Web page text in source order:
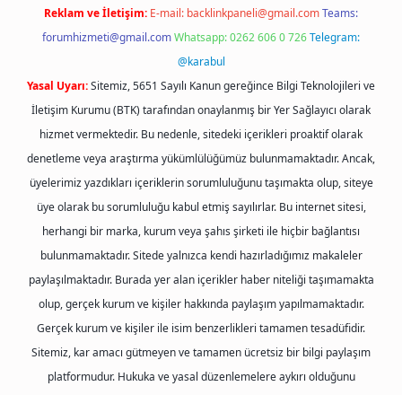
Reklam ve İletişim: E-mail: backlinkpaneli@gmail.comTeams:
forumhizmeti@gmail.comWhatsapp: 0262 606 0 726Telegram:
@karabul
Yasal Uyarı:Sitemiz, 5651 Sayılı Kanun gereğince Bilgi Teknolojileri ve
İletişim Kurumu (BTK) tarafından onaylanmış bir Yer Sağlayıcı olarak
hizmet vermektedir. Bu nedenle, sitedeki içerikleri proaktif olarak
denetleme veya araştırma yükümlülüğümüz bulunmamaktadır. Ancak,
üyelerimiz yazdıkları içeriklerin sorumluluğunu taşımakta olup, siteye
üye olarak bu sorumluluğu kabul etmiş sayılırlar. Bu internet sitesi,
herhangi bir marka, kurum veya şahıs şirketi ile hiçbir bağlantısı
bulunmamaktadır. Sitede yalnızca kendi hazırladığımız makaleler
paylaşılmaktadır. Burada yer alan içerikler haber niteliği taşımamakta
olup, gerçek kurum ve kişiler hakkında paylaşım yapılmamaktadır.
Gerçek kurum ve kişiler ile isim benzerlikleri tamamen tesadüfidir.
Sitemiz, kar amacı gütmeyen ve tamamen ücretsiz bir bilgi paylaşım
platformudur. Hukuka ve yasal düzenlemelere aykırı olduğunu